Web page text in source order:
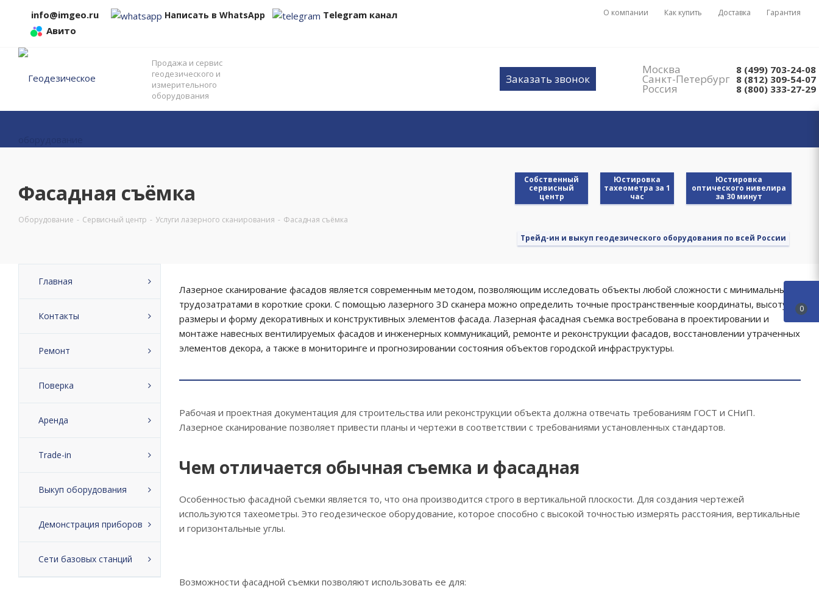
info@imgeo.ru Написать в WhatsApp
Telegram канал
Авито
О компании Как купить Доставка Гарантия
Продажа и сервис
геодезического и
измерительного
оборудования
Заказать звонок
Москва 8 (499) 703-24-08
Санкт-Петербург 8 (812) 309-54-07
Россия 8 (800) 333-27-29
Фасадная съёмка
Оборудование - Сервисный центр - Услуги лазерного сканирования - Фасадная съёмка
Трейд-ин и выкуп геодезического оборудования по всей России
Cобственный
сервисный
центр
Юстировка
тахеометра за 1
час
Юстировка
оптического нивелира
за 30 минут
Лазерное сканирование фасадов является современным методом, позволяющим исследовать объекты любой сложности с минимальными
трудозатратами в короткие сроки. С помощью лазерного 3D сканера можно определить точные пространственные координаты, высоту,
размеры и форму декоративных и конструктивных элементов фасада. Лазерная фасадная съемка востребована в проектировании и
монтаже навесных вентилируемых фасадов и инженерных коммуникаций, ремонте и реконструкции фасадов, восстановлении утраченных
элементов декора, а также в мониторинге и прогнозировании состояния объектов городской инфраструктуры.
Рабочая и проектная документация для строительства или реконструкции объекта должна отвечать требованиям ГОСТ и СНиП.
Лазерное сканирование позволяет привести планы и чертежи в соответствии с требованиями установленных стандартов.
Чем отличается обычная съемка и фасадная
Особенностью фасадной съемки является то, что она производится строго в вертикальной плоскости. Для создания чертежей
используются тахеометры. Это геодезическое оборудование, которое способно с высокой точностью измерять расстояния, вертикальные
и горизонтальные углы.
Возможности фасадной съемки позволяют использовать ее для:
Главная
Контакты
Ремонт
Поверка
Аренда
Trade-in
Выкуп оборудования
Демонстрация приборов
Сети базовых станций
0